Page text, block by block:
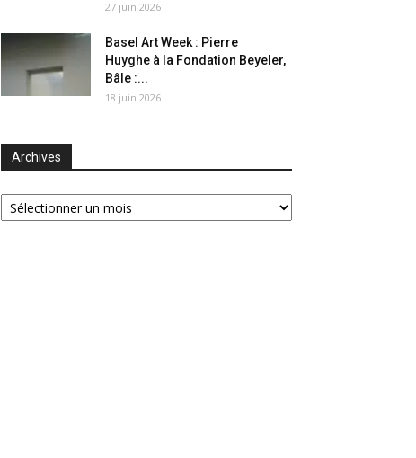
27 juin 2026
Basel Art Week : Pierre
Huyghe à la Fondation Beyeler,
Bâle :...
18 juin 2026
Archives
Archives